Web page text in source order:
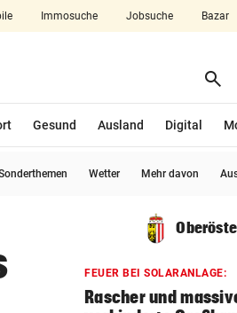
Immosuche Jobsuche Bazar
search
Gesund Ausland Digital
Wetter Mehr davon
FEUER BEI SOLARANLAGE:
Rascher und